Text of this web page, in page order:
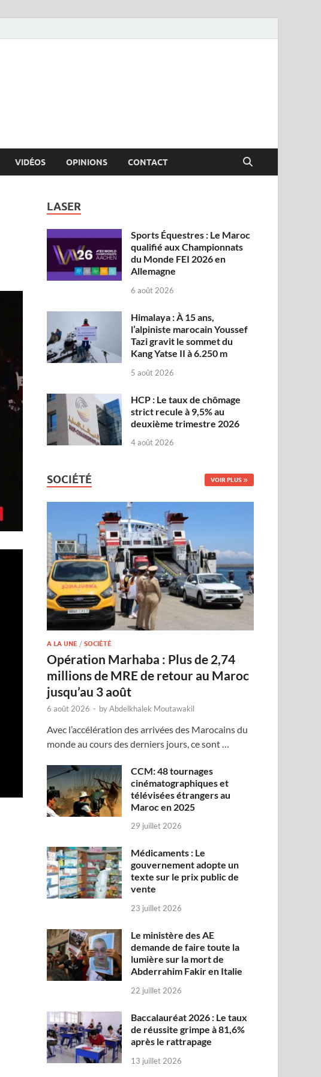
VIDÉOS OPINIONS CONTACT
LASER
Sports Équestres : Le Maroc
qualifié aux Championnats
du Monde FEI 2026 en
Allemagne
6 août 2026
Himalaya : À 15 ans,
l’alpiniste marocain Youssef
Tazi gravit le sommet du
Kang Yatse II à 6.250 m
5 août 2026
HCP : Le taux de chômage
strict recule à 9,5% au
deuxième trimestre 2026
4 août 2026
SOCIÉTÉ VOIR PLUS
A LA UNE /SOCIÉTÉ
Opération Marhaba : Plus de 2,74
millions de MRE de retour au Maroc
jusqu’au 3 août
6 août 2026 - byAbdelkhalek Moutawakil
Avec l’accélération des arrivées des Marocains du
monde au cours des derniers jours, ce sont …
CCM: 48 tournages
cinématographiques et
télévisées étrangers au
Maroc en 2025
29 juillet 2026
Médicaments : Le
gouvernement adopte un
texte sur le prix public de
vente
23 juillet 2026
Le ministère des AE
demande de faire toute la
lumière sur la mort de
Abderrahim Fakir en Italie
22 juillet 2026
Baccalauréat 2026 : Le taux
de réussite grimpe à 81,6%
après le rattrapage
13 juillet 2026